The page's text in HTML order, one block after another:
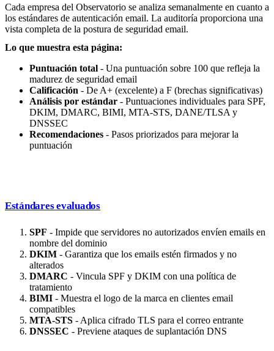
Cada empresa del Observatorio se analiza semanalmente en cuanto a
los estándares de autenticación email. La auditoría proporciona una
vista completa de la postura de seguridad email.
Lo que muestra esta página:
Puntuación total - Una puntuación sobre 100 que refleja la
madurez de seguridad email
Calificación - De A+ (excelente) a F (brechas significativas)
Análisis por estándar - Puntuaciones individuales para SPF,
DKIM, DMARC, BIMI, MTA-STS, DANE/TLSA y
DNSSEC
Recomendaciones - Pasos priorizados para mejorar la
puntuación
Estándares evaluados
SPF - Impide que servidores no autorizados envíen emails en
nombre del dominio
DKIM - Garantiza que los emails estén firmados y no
alterados
DMARC - Vincula SPF y DKIM con una política de
tratamiento
BIMI - Muestra el logo de la marca en clientes email
compatibles
MTA-STS - Aplica cifrado TLS para el correo entrante
DNSSEC - Previene ataques de suplantación DNS